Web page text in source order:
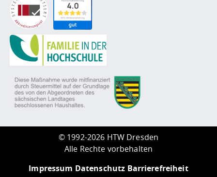
© 1992-2026 HTW Dresden
Alle Rechte vorbehalten
Impressum Datenschutz Barrierefreiheit